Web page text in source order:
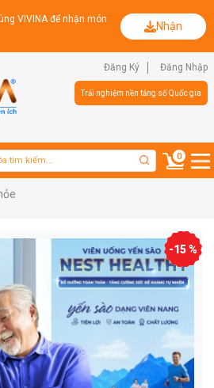
VIVINA để nhận món
Nhận
Đăng Ký Đăng Nhập
Trải nghiệm nền tảng số Quốc gia
0
-15 %